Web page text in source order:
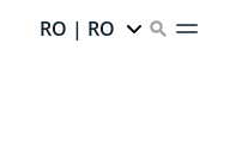
RO | RO